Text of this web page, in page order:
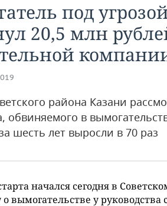
под
20,5 млн
района Казани
обвиняемого в
шесть лет выросли в 70 раз
начался сегодня в
о вымогательстве у